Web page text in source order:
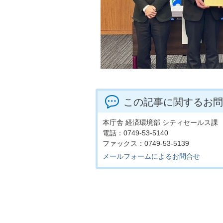
この記事に関するお
本庁舎 経済環境部 シティセールス課
電話：0749-53-5140
ファックス：0749-53-5139
メールフォームによるお問合せ